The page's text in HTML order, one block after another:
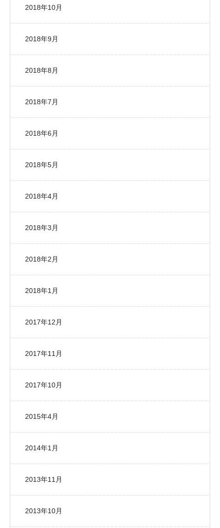
2018年10月
2018年9月
2018年8月
2018年7月
2018年6月
2018年5月
2018年4月
2018年3月
2018年2月
2018年1月
2017年12月
2017年11月
2017年10月
2015年4月
2014年1月
2013年11月
2013年10月